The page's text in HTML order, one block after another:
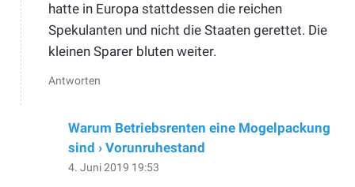
hatte in Europa stattdessen die reichen
Spekulanten und nicht die Staaten gerettet. Die
kleinen Sparer bluten weiter.
Antworten
Warum Betriebsrenten eine Mogelpackung
sind › Vorunruhestand
4. Juni 2019 19:53